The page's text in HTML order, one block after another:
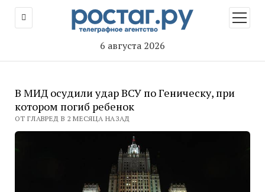
6 августа 2026
меню
В МИД осудили удар ВСУ по Геническу, при
котором погиб ребенок
ОТ ГЛАВРЕД В 2 МЕСЯЦА НАЗАД